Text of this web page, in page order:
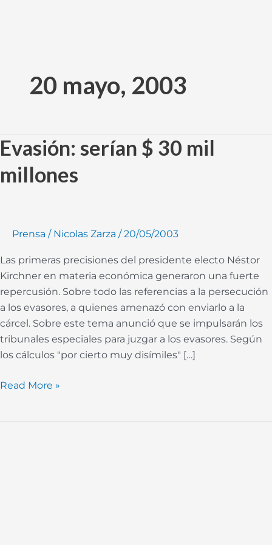
contenido20 mayo, 2003
Evasión: serían $ 30 mil
millones
Prensa / Nicolas Zarza /20/05/2003
Las primeras precisiones del presidente electo Néstor
Kirchner en materia económica generaron una fuerte
repercusión. Sobre todo las referencias a la persecución
a los evasores, a quienes amenazó con enviarlo a la
cárcel. Sobre este tema anunció que se impulsarán los
tribunales especiales para juzgar a los evasores. Según
los cálculos "por cierto muy disímiles" […]
Evasión:
serían
$
Read More »